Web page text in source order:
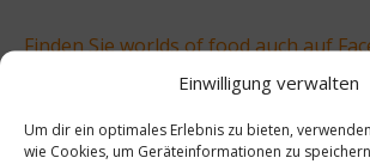
Einwilligung verwalten
Um dir ein optimales Erlebnis zu bieten,
wie Cookies, um Geräteinformationen zu
Finden Sie worlds of food auch auf